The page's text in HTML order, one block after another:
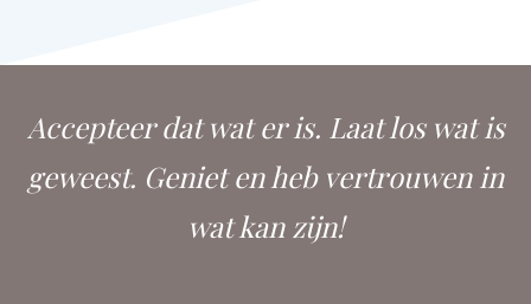
Accepteer dat wat er is. Laat los wat is
geweest. Geniet en heb vertrouwen in
wat kan zijn!